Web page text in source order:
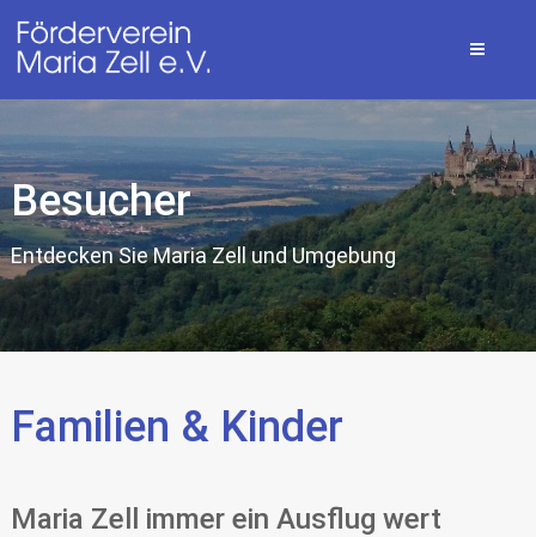
Besucher
Entdecken Sie Maria Zell und Umgebung
Familien & Kinder
Maria Zell immer ein Ausflug wert